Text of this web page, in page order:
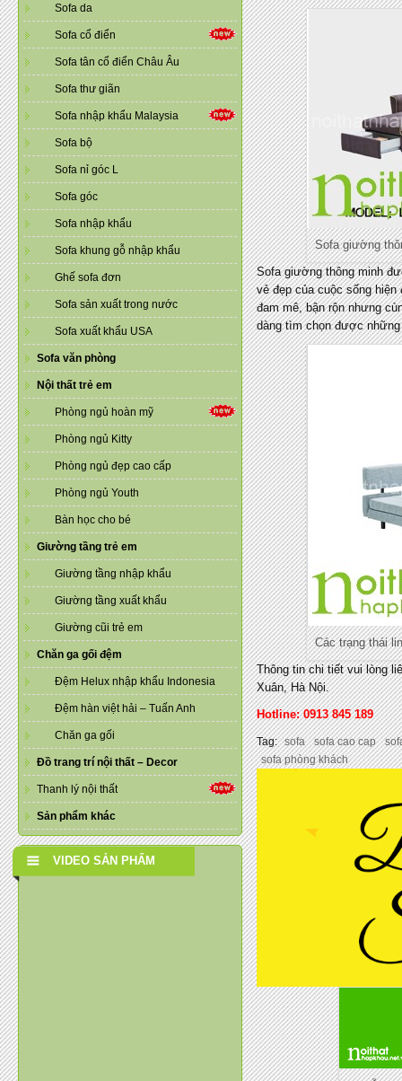
Sofa da
Sofa cổ điển
Sofa tân cổ điển Châu Âu
Sofa thư giãn
Sofa nhập khẩu Malaysia
Sofa bộ
Sofa nỉ góc L
Sofa góc
Sofa nhập khẩu
Sofa khung gỗ nhập khẩu
Ghế sofa đơn
Sofa sản xuất trong nước
Sofa xuất khẩu USA
Sofa văn phòng
Nội thất trẻ em
Phòng ngủ hoàn mỹ
Phòng ngủ Kitty
Phòng ngủ đẹp cao cấp
Phòng ngủ Youth
Bàn học cho bé
Giường tầng trẻ em
Giường tầng nhập khẩu
Giường tầng xuất khẩu
Giường cũi trẻ em
Chăn ga gối đệm
Đệm Helux nhập khẩu Indonesia
Đệm hàn việt hải – Tuấn Anh
Chăn ga gối
Đồ trang trí nội thất – Decor
Thanh lý nội thất
Sản phẩm khác
VIDEO SẢN PHẨM
Sofa giường
Sofa giường thông minh
vẻ đẹp của cuộc sống
đam mê, bận rộn nhưng
dàng tìm chọn được
Các trạng thái
Thông tin chi tiết vui lòng
Xuân, Hà Nội.
Hotline: 0913 845 189
Tag: sofa sofa cao cap
sofa phòng khách